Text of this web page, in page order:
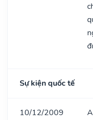
Sự kiện quốc tế
10/12/2009